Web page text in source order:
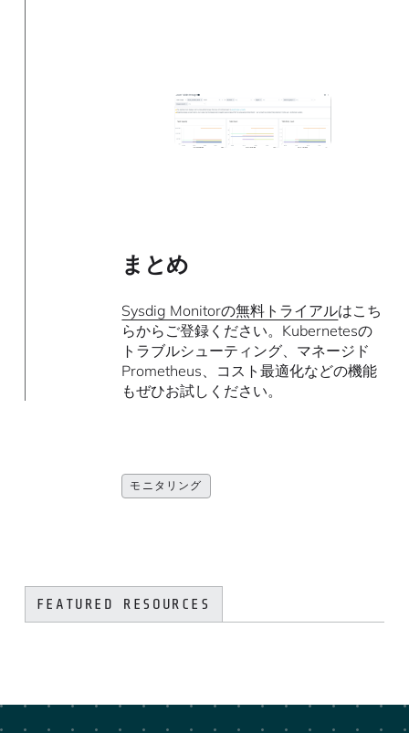
まとめ
Sysdig Monitorの無料トライアルはこち
らからご登録ください。Kubernetesの
トラブルシューティング、マネージド
Prometheus、コスト最適化などの機能
もぜひお試しください。
モニタリング
FEATURED RESOURCES